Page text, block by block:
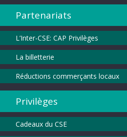
Partenariats
L’Inter-CSE: CAP Privilèges
La billetterie
Réductions commerçants locaux
Privilèges
Cadeaux du CSE